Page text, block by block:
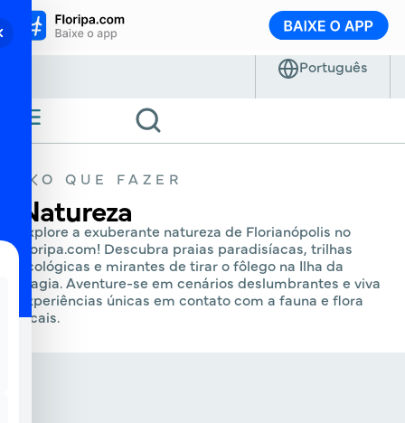
O QUE FAZER
Natureza
Explore a exuberante natureza de Florianópolis no
Floripa.com! Descubra praias paradisíacas, trilhas
ecológicas e mirantes de tirar o fôlego na Ilha da
Magia. Aventure-se em cenários deslumbrantes e viva
experiências únicas em contato com a fauna e flora
locais.